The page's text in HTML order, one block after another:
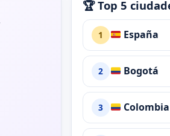
🏆 Top 5
1 España
2 Bogotá
3 Colombia